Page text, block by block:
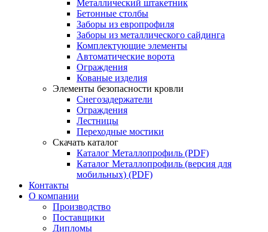
Металлический штакетник
Бетонные столбы
Заборы из европрофиля
Заборы из металлического сайдинга
Комплектующие элементы
Автоматические ворота
Ограждения
Кованые изделия
Элементы безопасности кровли
Снегозадержатели
Ограждения
Лестницы
Переходные мостики
Скачать каталог
Каталог Металлопрофиль (PDF)
Каталог Металлопрофиль (версия для
мобильных) (PDF)
Контакты
О компании
Производство
Поставщики
Дипломы